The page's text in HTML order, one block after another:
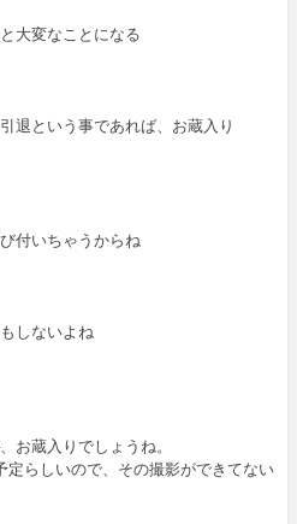
大変なことになる
退という事であれば、お蔵入り
付いちゃうからね
しないよね
お蔵入りでしょうね。
らしいので、その撮影ができてない